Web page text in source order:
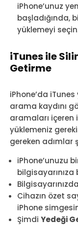
iPhone’unuz
başladığında,
yüklemeyi
iTunes ile
Getirme
iPhone’da
arama kaydını
aramaları içeren
yüklemeniz
gereken adımlar
iPhone’unuzu
bilgisayarınıza
Cihazın özet
iPhone
Şimdi Yedeği